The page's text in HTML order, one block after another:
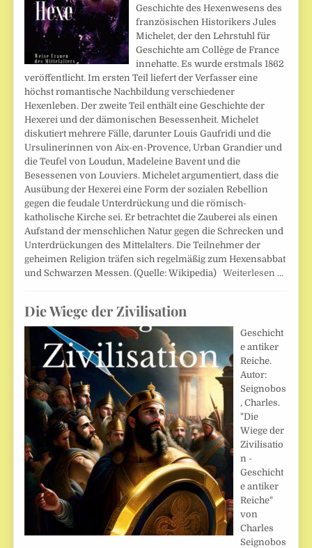
Geschichte des Hexenwesens des
französischen Historikers Jules
Michelet, der den Lehrstuhl für
Geschichte am Collège de France
innehatte. Es wurde erstmals 1862
veröffentlicht. Im ersten Teil liefert der Verfasser eine
höchst romantische Nachbildung verschiedener
Hexenleben. Der zweite Teil enthält eine Geschichte der
Hexerei und der dämonischen Besessenheit. Michelet
diskutiert mehrere Fälle, darunter Louis Gaufridi und die
Ursulinerinnen von Aix-en-Provence, Urban Grandier und
die Teufel von Loudun, Madeleine Bavent und die
Besessenen von Louviers. Michelet argumentiert, dass die
Ausübung der Hexerei eine Form der sozialen Rebellion
gegen die feudale Unterdrückung und die römisch-
katholische Kirche sei. Er betrachtet die Zauberei als einen
Aufstand der menschlichen Natur gegen die Schrecken und
Unterdrückungen des Mittelalters. Die Teilnehmer der
geheimen Religion träfen sich regelmäßig zum Hexensabbat
und Schwarzen Messen. (Quelle: Wikipedia)Weiterlesen …
Die Wiege der Zivilisation
Geschicht
e antiker
Reiche.
Autor:
Seignobos
, Charles.
"Die
Wiege der
Zivilisatio
n -
Geschicht
e antiker
Reiche"
von
Charles
Seignobos